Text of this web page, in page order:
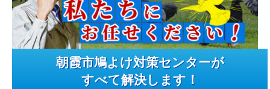
朝霞市鳩よけ対策センターが
すべて解決します！